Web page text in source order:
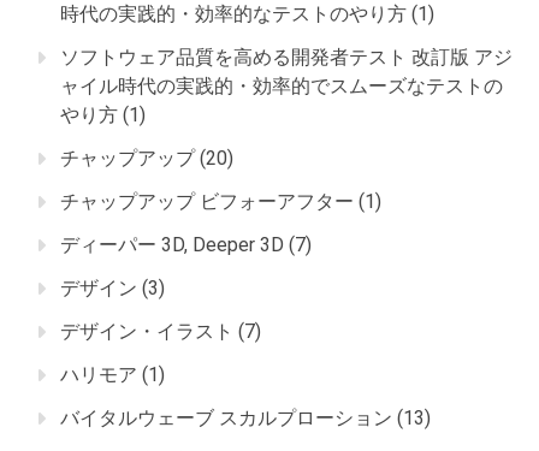
時代の実践的・効率的なテストのやり方 (1)
ソフトウェア品質を高める開発者テスト 改訂版 アジ
ャイル時代の実践的・効率的でスムーズなテストの
やり方 (1)
チャップアップ(20)
チャップアップ ビフォーアフター (1)
ディーパー 3D, Deeper 3D (7)
デザイン (3)
デザイン・イラスト (7)
ハリモア (1)
バイタルウェーブ スカルプローション (13)